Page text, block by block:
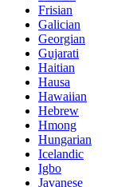
Frisian
Galician
Georgian
Gujarati
Haitian
Hausa
Hawaiian
Hebrew
Hmong
Hungarian
Icelandic
Igbo
Javanese